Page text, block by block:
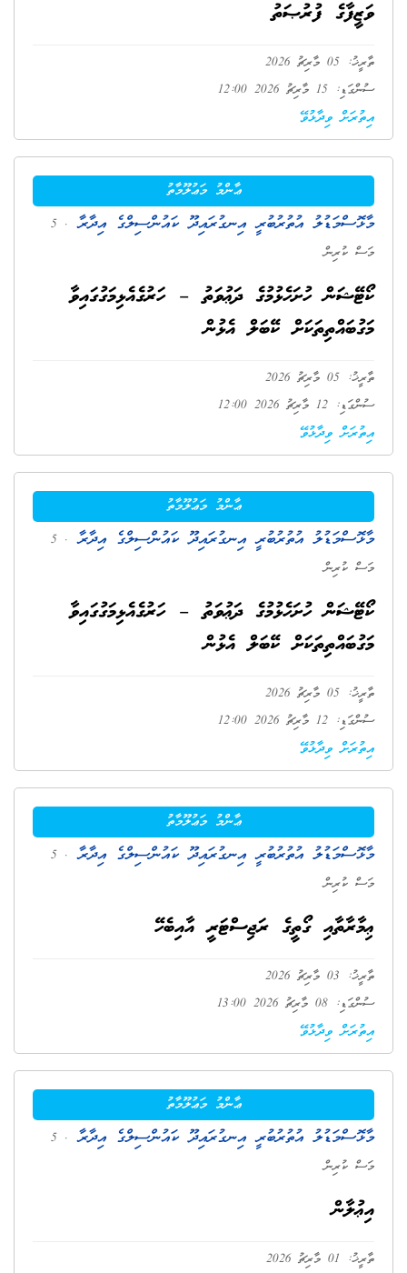
ވަޒީފާގެ ފުރުޞަތު
ތާރީޚު: 05 މާރިޗު 2026
ސުންގަޑި: 15 މާރިޗު 2026 12:00
އިތުރަށް ވިދާޅުވޭ
ޢާންމު މަޢުލޫމާތު
މާޅޮސްމަޑުލު އުތުރުބުރީ އިނގުރައިދޫ ކައުންސިލްގެ އިދާރާ
. 5
މަސް ކުރިން
ކޯޓޭޝަން ހުށަހެޅުމުގެ ދަޢުވަތު – ހަރުގެއެޅިމަގުގައިވާ
މަގުބައްތިތަކަށް ކޭބަލް އެޅުން
ތާރީޚު: 05 މާރިޗު 2026
ސުންގަޑި: 12 މާރިޗު 2026 12:00
އިތުރަށް ވިދާޅުވޭ
ޢާންމު މަޢުލޫމާތު
މާޅޮސްމަޑުލު އުތުރުބުރީ އިނގުރައިދޫ ކައުންސިލްގެ އިދާރާ
. 5
މަސް ކުރިން
ކޯޓޭޝަން ހުށަހެޅުމުގެ ދަޢުވަތު – ހަރުގެއެޅިމަގުގައިވާ
މަގުބައްތިތަކަށް ކޭބަލް އެޅުން
ތާރީޚު: 05 މާރިޗު 2026
ސުންގަޑި: 12 މާރިޗު 2026 12:00
އިތުރަށް ވިދާޅުވޭ
ޢާންމު މަޢުލޫމާތު
މާޅޮސްމަޑުލު އުތުރުބުރީ އިނގުރައިދޫ ކައުންސިލްގެ އިދާރާ
. 5
މަސް ކުރިން
ޢިމާރާތާއި ގޯތީގެ ރަޖިސްޓަރީ އާއިބެހޭ
ތާރީޚު: 03 މާރިޗު 2026
ސުންގަޑި: 08 މާރިޗު 2026 13:00
އިތުރަށް ވިދާޅުވޭ
ޢާންމު މަޢުލޫމާތު
މާޅޮސްމަޑުލު އުތުރުބުރީ އިނގުރައިދޫ ކައުންސިލްގެ އިދާރާ
. 5
މަސް ކުރިން
އިޢުލާން
ތާރީޚު: 01 މާރިޗު 2026